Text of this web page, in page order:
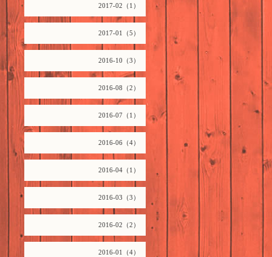
2017-02（1）
2017-01（5）
2016-10（3）
2016-08（2）
2016-07（1）
2016-06（4）
2016-04（1）
2016-03（3）
2016-02（2）
2016-01（4）